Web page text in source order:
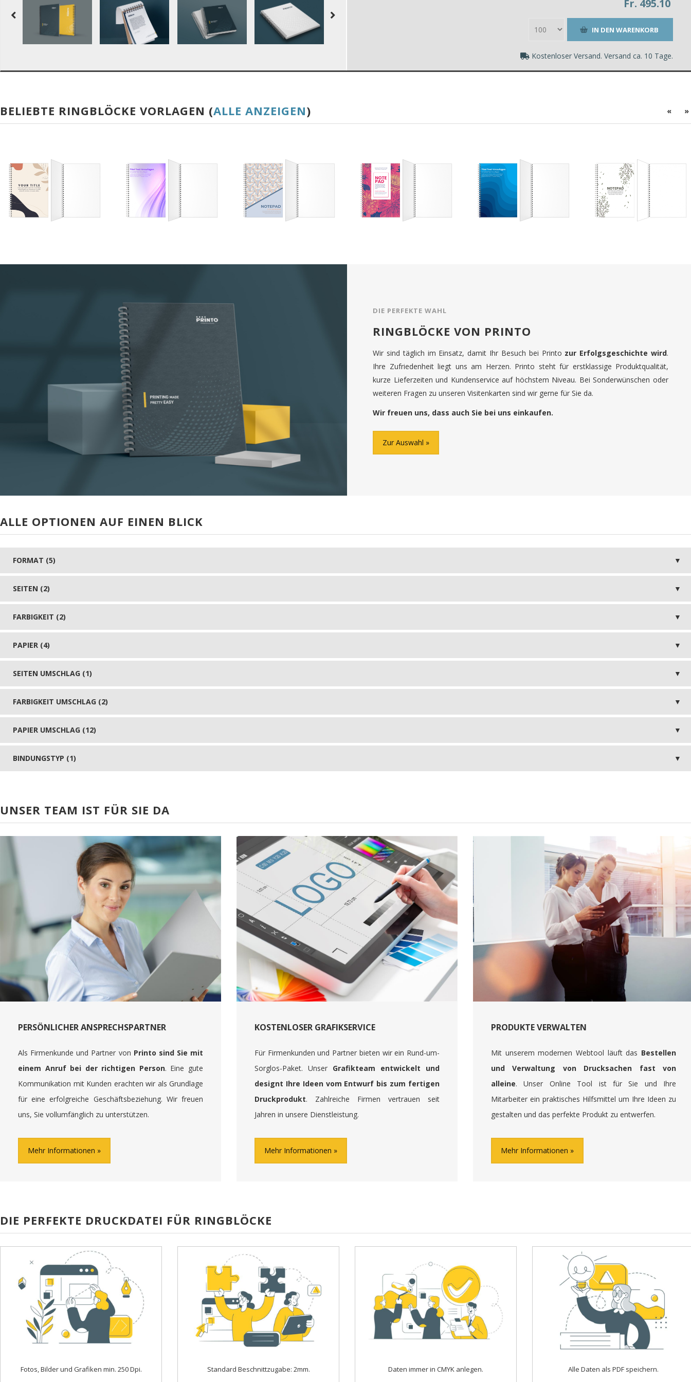
Fr. 495.10
Kostenloser Versand. Versand ca. 10 Tage.
« »
BELIEBTE RINGBLÖCKE VORLAGEN (ALLE ANZEIGEN)
DIE PERFEKTE WAHL
RINGBLÖCKE VON PRINTO
Wir sind täglich im Einsatz, damit Ihr Besuch bei Printo zur Erfolgsgeschichte wird.
Ihre Zufriedenheit liegt uns am Herzen. Printo steht für erstklassige Produktqualität,
kurze Lieferzeiten und Kundenservice auf höchstem Niveau. Bei Sonderwünschen oder
weiteren Fragen zu unseren Visitenkarten sind wir gerne für Sie da.
Wir freuen uns, dass auch Sie bei uns einkaufen.
Zur Auswahl
ALLE OPTIONEN AUF EINEN BLICK
FORMAT (5)
SEITEN (2)
FARBIGKEIT (2)
PAPIER (4)
SEITEN UMSCHLAG (1)
FARBIGKEIT UMSCHLAG (2)
PAPIER UMSCHLAG (12)
BINDUNGSTYP (1)
UNSER TEAM IST FÜR SIE DA
PERSÖNLICHER ANSPRECHSPARTNER
Als Firmenkunde und Partner von Printo sind Sie mit
einem Anruf bei der richtigen Person. Eine gute
Kommunikation mit Kunden erachten wir als Grundlage
für eine erfolgreiche Geschäftsbeziehung. Wir freuen
uns, Sie vollumfänglich zu unterstützen.
Mehr Informationen
KOSTENLOSER GRAFIKSERVICE
Für Firmenkunden und Partner bieten wir ein Rund-um-
Sorglos-Paket. Unser Grafikteam entwickelt und
designt Ihre Ideen vom Entwurf bis zum fertigen
Druckprodukt. Zahlreiche Firmen vertrauen seit
Jahren in unsere Dienstleistung.
Mehr Informationen
PRODUKTE VERWALTEN
Mit unserem modernen Webtool läuft das Bestellen
und Verwaltung von Drucksachen fast von
alleine. Unser Online Tool ist für Sie und Ihre
Mitarbeiter ein praktisches Hilfsmittel um Ihre Ideen zu
gestalten und das perfekte Produkt zu entwerfen.
Mehr Informationen
DIE PERFEKTE DRUCKDATEI FÜR RINGBLÖCKE
Fotos, Bilder und Grafiken min. 250 Dpi. Standard Beschnittzugabe: 2mm. Daten immer in CMYK anlegen. Alle Daten als PDF speichern.